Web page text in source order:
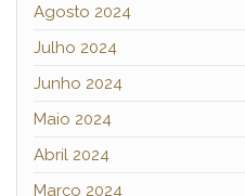
Agosto 2024
Julho 2024
Junho 2024
Maio 2024
Abril 2024
Março 2024